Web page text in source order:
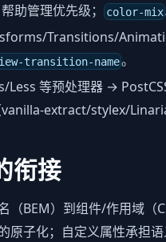
帮助管理优先级； color-mix
Transitions/
transition-name。
Less 等预处理器 →
vanilla-extract/stylex/
衔接
（BEM）到组件/作用域（
原子化；自定义属性承担语